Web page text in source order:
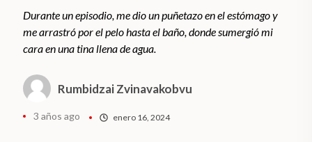
Durante un episodio, me dio un puñetazo en el estómago y
me arrastró por el pelo hasta el baño, donde sumergió mi
cara en una tina llena de agua.
Rumbidzai Zvinavakobvu
3 años ago enero 16, 2024